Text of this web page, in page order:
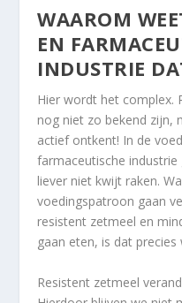
WAAROM
EN
INDUSTRIE
Hier wordt het complex.
nog niet zo bekend zijn,
actief ontkent! In de
farmaceutische
liever niet kwijt raken.
voedingspatroon gaan
resistent zetmeel en
gaan eten, is dat
Resistent zetmeel